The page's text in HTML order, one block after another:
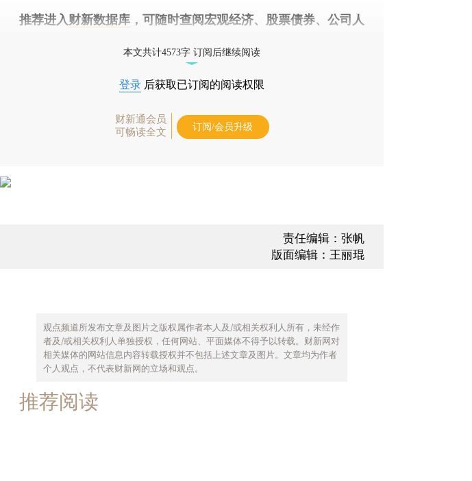
推荐进入财新数据库 ，可随时查阅宏观经济、股票债券、公司人
本文共计4573字 订阅后继续阅读
登录 后获取已订阅的阅读权限
财新通会员
可畅读全文
订阅/会员升级
责任编辑：张帆
版面编辑：王丽琨
观点频道所发布文章及图片之版权属作者本人及/或相关权利人所有，未经作
者及/或相关权利人单独授权，任何网站、平面媒体不得予以转载。财新网对
相关媒体的网站信息内容转载授权并不包括上述文章及图片。文章均为作者
个人观点，不代表财新网的立场和观点。
推荐阅读